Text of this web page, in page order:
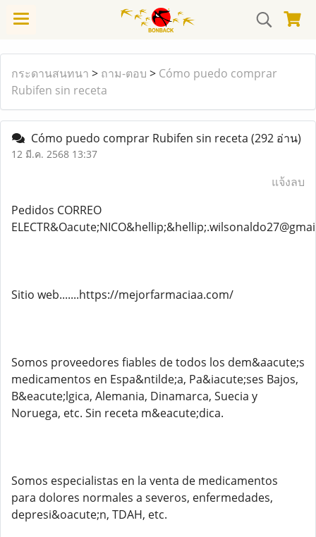
กระดานสนทนา > ถาม-ตอบ > Cómo puedo comprar
Rubifen sin receta
Cómo puedo comprar Rubifen sin receta (292 อ่าน)
12 มี.ค. 2568 13:37
แจ้งลบ
Pedidos CORREO
Sitio web.......https://mejorfarmaciaa.com/
Somos proveedores fiables de todos los dem&aacute;s
medicamentos en Espa&ntilde;a, Pa&iacute;ses Bajos,
B&eacute;lgica, Alemania, Dinamarca, Suecia y
Noruega, etc. Sin receta m&eacute;dica.
Somos especialistas en la venta de medicamentos
para dolores normales a severos, enfermedades,
depresi&oacute;n, TDAH, etc.